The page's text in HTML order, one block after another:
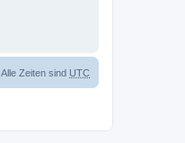
Alle Zeiten sind UTC